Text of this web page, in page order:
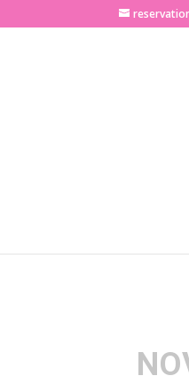
http://www.comediedelille.fr